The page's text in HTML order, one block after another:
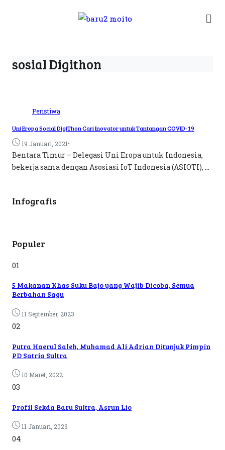
sosial Digithon
Peristiwa
Uni Eropa Social DigiThon Cari Inovator untuk Tantangan COVID-19
19 Januari, 2021•
Bentara Timur – Delegasi Uni Eropa untuk Indonesia,
bekerja sama dengan Asosiasi IoT Indonesia (ASIOTI), ...
Infografis
Populer
01
5 Makanan Khas Suku Bajo yang Wajib Dicoba, Semua
Berbahan Sagu
11 September, 2023
02
Putra Haerul Saleh, Muhamad Ali Adrian Ditunjuk Pimpin
PD Satria Sultra
10 Maret, 2022
03
Profil Sekda Baru Sultra, Asrun Lio
11 Januari, 2023
04